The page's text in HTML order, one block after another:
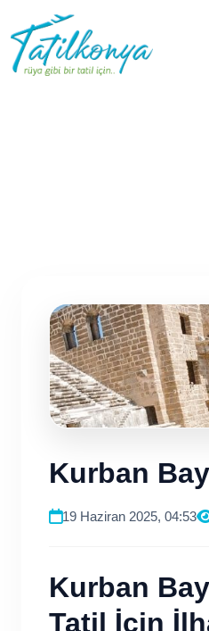
Kurban
19 Haziran 2025, 04:53
Kurban
Tatil İçin